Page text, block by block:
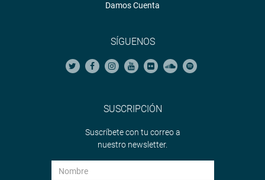
Damos Cuenta
SÍGUENOS
SUSCRIPCIÓN
Suscríbete con tu correo a
nuestro newsletter.